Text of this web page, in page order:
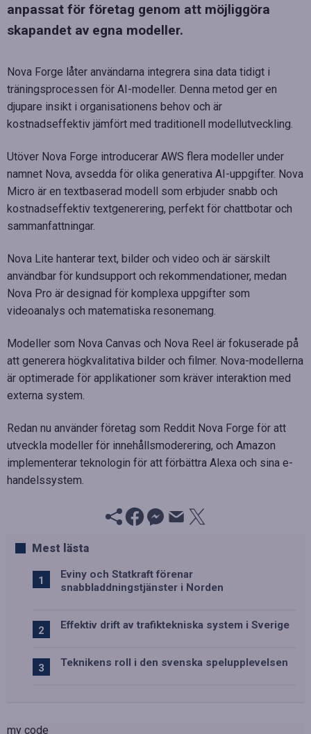
anpassat för företag genom att möjliggöra
skapandet av egna modeller.
Nova Forge låter användarna integrera sina data tidigt i
träningsprocessen för AI-modeller. Denna metod ger en
djupare insikt i organisationens behov och är
kostnadseffektiv jämfört med traditionell modellutveckling.
Utöver Nova Forge introducerar AWS flera modeller under
namnet Nova, avsedda för olika generativa AI-uppgifter. Nova
Micro är en textbaserad modell som erbjuder snabb och
kostnadseffektiv textgenerering, perfekt för chattbotar och
sammanfattningar.
Nova Lite hanterar text, bilder och video och är särskilt
användbar för kundsupport och rekommendationer, medan
Nova Pro är designad för komplexa uppgifter som
videoanalys och matematiska resonemang.
Modeller som Nova Canvas och Nova Reel är fokuserade på
att generera högkvalitativa bilder och filmer. Nova-modellerna
är optimerade för applikationer som kräver interaktion med
externa system.
Redan nu använder företag som Reddit Nova Forge för att
utveckla modeller för innehållsmoderering, och Amazon
implementerar teknologin för att förbättra Alexa och sina e-
handelssystem.
Mest lästa
Eviny och Statkraft förenar
snabbladdningstjänster i Norden
Effektiv drift av trafiktekniska system i Sverige
Teknikens roll i den svenska spelupplevelsen
my code